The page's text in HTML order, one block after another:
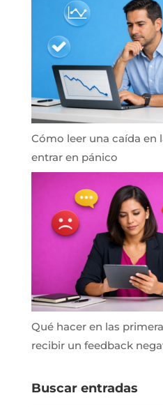
Cómo leer una caída en
entrar en pánico
Qué hacer en las
recibir un feedback
Buscar entradas